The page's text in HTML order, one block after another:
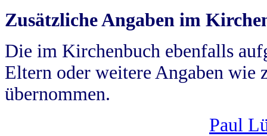
Zusätzliche Angaben im
Die im Kirchenbuch ebenfalls
Eltern oder weitere Angaben wie
übernommen.
Paul